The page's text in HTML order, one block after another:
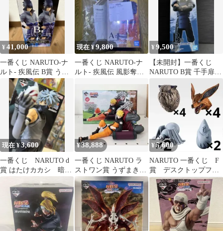
¥41,000
一番くじ NARUTO-ナ
ルト- 疾風伝 B賞 うち
はサスケ 写輪眼 輪廻
現在 ¥9,800
一番くじ NARUTO-ナ
ルト- 疾風伝 風影奪還
¥9,500
【未開封】一番くじ
NARUTO B賞 千手扉間
現在 ¥3,600
一番くじ NARUTO d
賞 はたけカカシ 暗
¥38,888
一番くじ NARUTO ラ
ストワン賞 うずまきナ
ルト＆自来也 フィギュ
ア
¥ 5,600
NARUTO 一番くじ F
賞 デスクトップフィ
ギュア コンプリート